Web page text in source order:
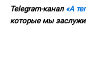
Telegram-канал «А
которые мы